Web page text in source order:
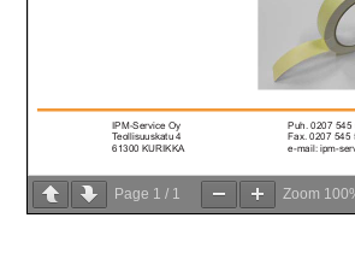
Page 1 / 1 Zoom